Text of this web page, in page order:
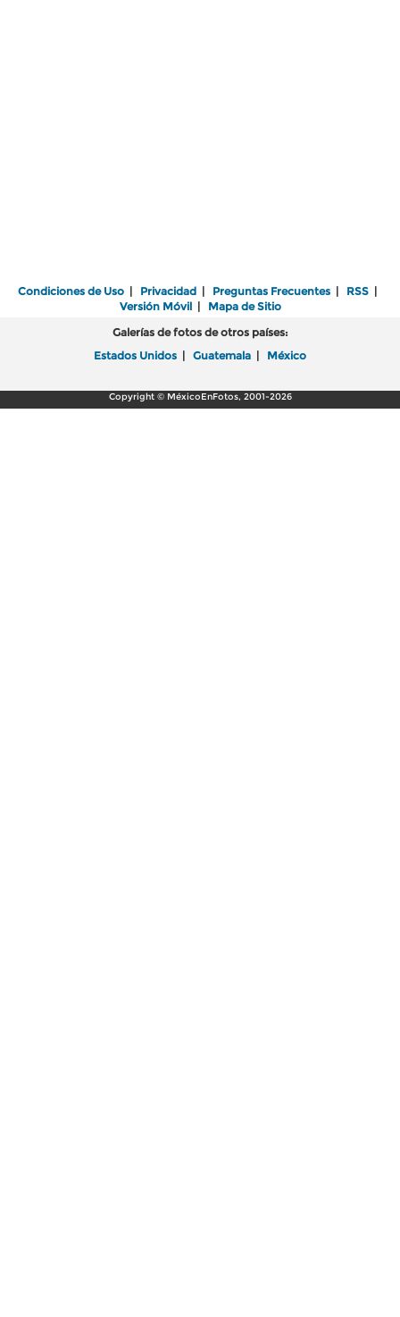
Condiciones de Uso | Privacidad | Preguntas Frecuentes | RSS |
Versión Móvil| Mapa de Sitio
Galerías de fotos de otros países:
Estados Unidos | Guatemala | México
Copyright © MéxicoEnFotos, 2001-2026